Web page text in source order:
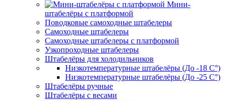
Мини-
штабелёры с платформой
Поводковые самоходные штабелеры
Самоходные штабелеры
Самоходные штабелеры с платформой
Узкопроходные штабелеры
Штабелёры для холодильников
Низкотемпературные штабелёры (До -18 C°)
Низкотемпературные штабелёры (До -25 C°)
Штабелёры ручные
Штабелёры с весами